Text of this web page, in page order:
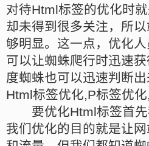
对待Html标签的优化时
却未得到很多关注，所
够明显。这一点，优化
可以让蜘蛛爬行时迅速
度蜘蛛也可以迅速判断
Html标签优化,P标签优
要优化Html标签首先
我们优化的目的就是让